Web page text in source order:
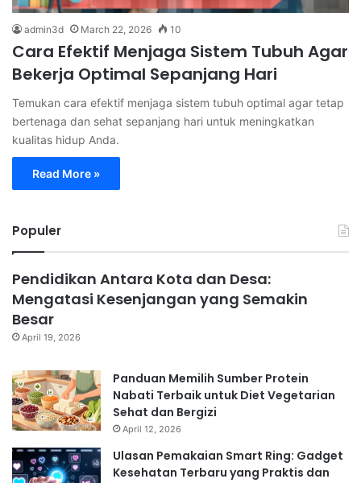
admin3d March 22, 2026 10
Cara Efektif Menjaga Sistem Tubuh Agar
Bekerja Optimal Sepanjang Hari
Temukan cara efektif menjaga sistem tubuh optimal agar tetap
bertenaga dan sehat sepanjang hari untuk meningkatkan
kualitas hidup Anda.
Read More »
Populer
Pendidikan Antara Kota dan Desa:
Mengatasi Kesenjangan yang Semakin
Besar
April 19, 2026
Panduan Memilih Sumber Protein
Nabati Terbaik untuk Diet Vegetarian
Sehat dan Bergizi
April 12, 2026
Ulasan Pemakaian Smart Ring: Gadget
Kesehatan Terbaru yang Praktis dan